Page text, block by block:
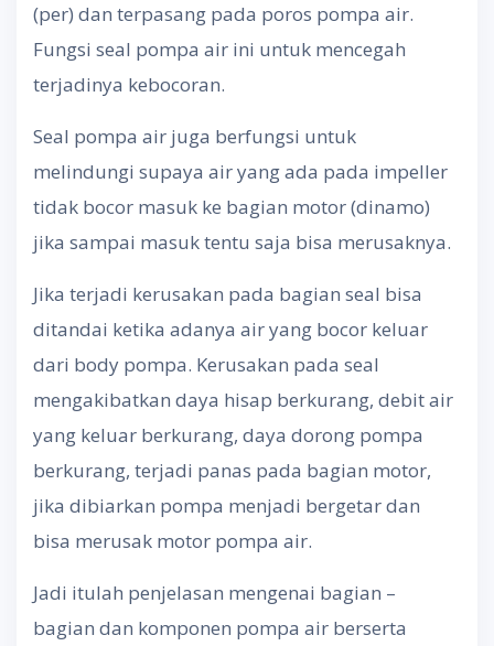
(per) dan terpasang pada poros pompa air.
Fungsi seal pompa air ini untuk mencegah
terjadinya kebocoran.
Seal pompa air juga berfungsi untuk
melindungi supaya air yang ada pada impeller
tidak bocor masuk ke bagian motor (dinamo)
jika sampai masuk tentu saja bisa merusaknya.
Jika terjadi kerusakan pada bagian seal bisa
ditandai ketika adanya air yang bocor keluar
dari body pompa. Kerusakan pada seal
mengakibatkan daya hisap berkurang, debit air
yang keluar berkurang, daya dorong pompa
berkurang, terjadi panas pada bagian motor,
jika dibiarkan pompa menjadi bergetar dan
bisa merusak motor pompa air.
Jadi itulah penjelasan mengenai bagian –
bagian dan komponen pompa air berserta